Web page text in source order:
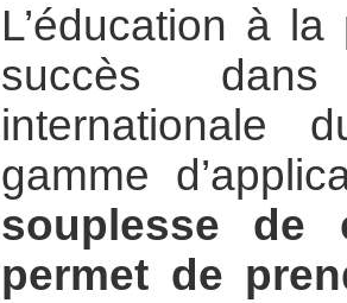
L’éducation à
succès
gamme
souplesse de
permet de